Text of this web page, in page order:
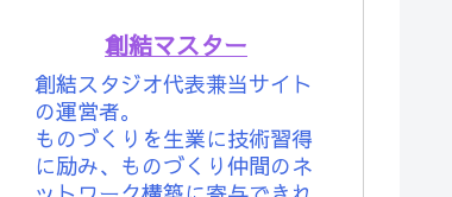
創結マスター
創結スタジオ代表兼当サイト
の運営者。
ものづくりを生業に技術習得
に励み、ものづくり仲間のネ